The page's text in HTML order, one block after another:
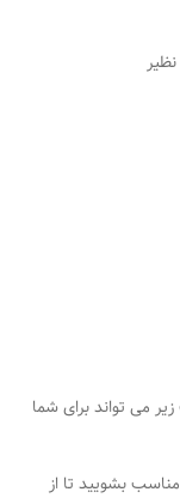
می تواند برای شما
بشویید تا از